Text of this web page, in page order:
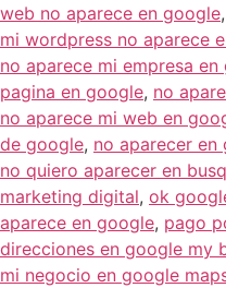
web no aparece en google,
mi wordpress no aparece
no aparece mi empresa
pagina en google, no
no aparece mi web en
de google, no aparecer en
no quiero aparecer en
marketing digital, ok
aparece en google, pago
direcciones en google my
mi negocio en google